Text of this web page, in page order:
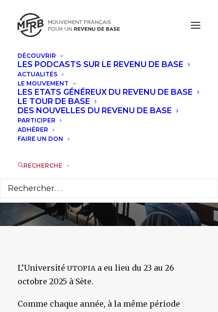
DÉCOUVRIR
LES PODCASTS SUR LE REVENU DE BASE
ACTUALITÉS
LE MOUVEMENT
LES ETATS GÉNÉREUX DU REVENU DE BASE
LE TOUR DE BASE
DES NOUVELLES DU REVENU DE BASE
PARTICIPER
ADHÉRER
FAIRE UN DON
RECHERCHE
Retours sur
l'Université UTOPIA :
un monde fini, une
chance pour
l'émancipation ?
28 OCTOBRE 2025
L’Université UTOPIAa eu lieu du 23 au 26
octobre 2025 à Sète.
Comme chaque année, à la même période